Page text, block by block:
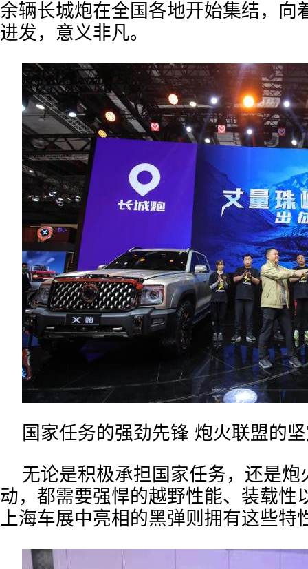
余辆长城炮在全国各地开始集结，向
进发，意义非凡。
国家任务的强劲先锋 炮火联盟的
无论是积极承担国家任务，还是炮
动，都需要强悍的越野性能、装载性
上海车展中亮相的黑弹则拥有这些特